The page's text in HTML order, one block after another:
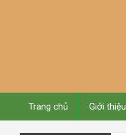
Trang chủ Giới thiệu